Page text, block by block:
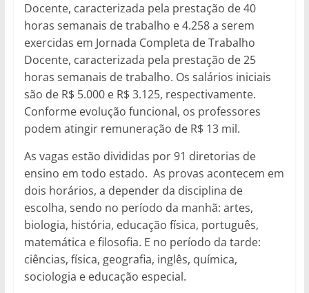
Docente, caracterizada pela prestação de 40
horas semanais de trabalho e 4.258 a serem
exercidas em Jornada Completa de Trabalho
Docente, caracterizada pela prestação de 25
horas semanais de trabalho. Os salários iniciais
são de R$ 5.000 e R$ 3.125, respectivamente.
Conforme evolução funcional, os professores
podem atingir remuneração de R$ 13 mil.
As vagas estão divididas por 91 diretorias de
ensino em todo estado. As provas acontecem em
dois horários, a depender da disciplina de
escolha, sendo no período da manhã: artes,
biologia, história, educação física, português,
matemática e filosofia. E no período da tarde:
ciências, física, geografia, inglês, química,
sociologia e educação especial.